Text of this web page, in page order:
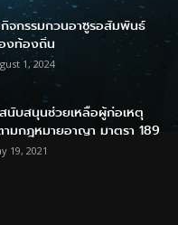
จกรรมกวนอาซูรอสัมพันธ์
งท้องถิ่น
1, 2024
นับสนุนช่วยเหลือผู้ก่อเหตุ
มกฎหมายอาญา มาตรา 189
19, 2021